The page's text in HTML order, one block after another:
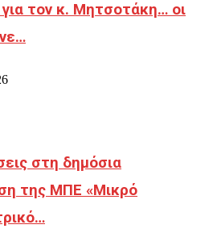
τον κ. Μητσοτάκη… οι
στη δημόσια
της ΜΠΕ «Μικρό